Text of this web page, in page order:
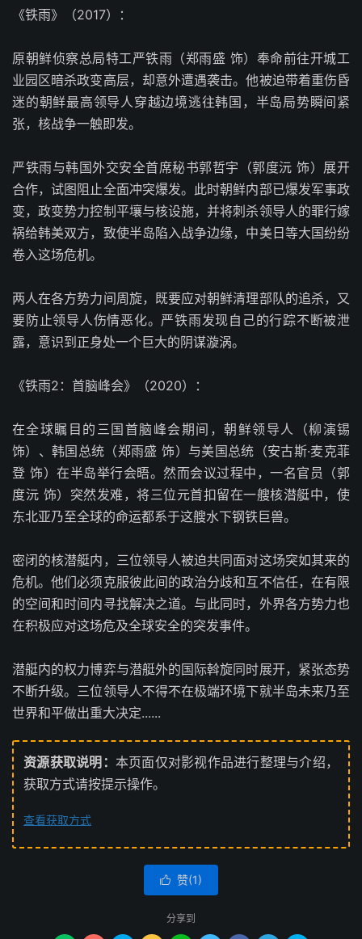
《铁雨》（2017）：
原朝鲜侦察总局特工严铁雨（郑雨盛 饰）奉命前往开城工
业园区暗杀政变高层，却意外遭遇袭击。他被迫带着重伤昏
迷的朝鲜最高领导人穿越边境逃往韩国，半岛局势瞬间紧
张，核战争一触即发。
严铁雨与韩国外交安全首席秘书郭哲宇（郭度沅 饰）展开
合作，试图阻止全面冲突爆发。此时朝鲜内部已爆发军事政
变，政变势力控制平壤与核设施，并将刺杀领导人的罪行嫁
祸给韩美双方，致使半岛陷入战争边缘，中美日等大国纷纷
卷入这场危机。
两人在各方势力间周旋，既要应对朝鲜清理部队的追杀，又
要防止领导人伤情恶化。严铁雨发现自己的行踪不断被泄
露，意识到正身处一个巨大的阴谋漩涡。
《铁雨2：首脑峰会》（2020）：
在全球瞩目的三国首脑峰会期间，朝鲜领导人（柳演锡
饰）、韩国总统（郑雨盛 饰）与美国总统（安古斯·麦克菲
登 饰）在半岛举行会晤。然而会议过程中，一名官员（郭
度沅 饰）突然发难，将三位元首扣留在一艘核潜艇中，使
东北亚乃至全球的命运都系于这艘水下钢铁巨兽。
密闭的核潜艇内，三位领导人被迫共同面对这场突如其来的
危机。他们必须克服彼此间的政治分歧和互不信任，在有限
的空间和时间内寻找解决之道。与此同时，外界各方势力也
在积极应对这场危及全球安全的突发事件。
潜艇内的权力博弈与潜艇外的国际斡旋同时展开，紧张态势
不断升级。三位领导人不得不在极端环境下就半岛未来乃至
世界和平做出重大决定......
资源获取说明： 本页面仅对影视作品进行整理与介绍，
获取方式请按提示操作。
查看获取方式
 赞(1)
分享到